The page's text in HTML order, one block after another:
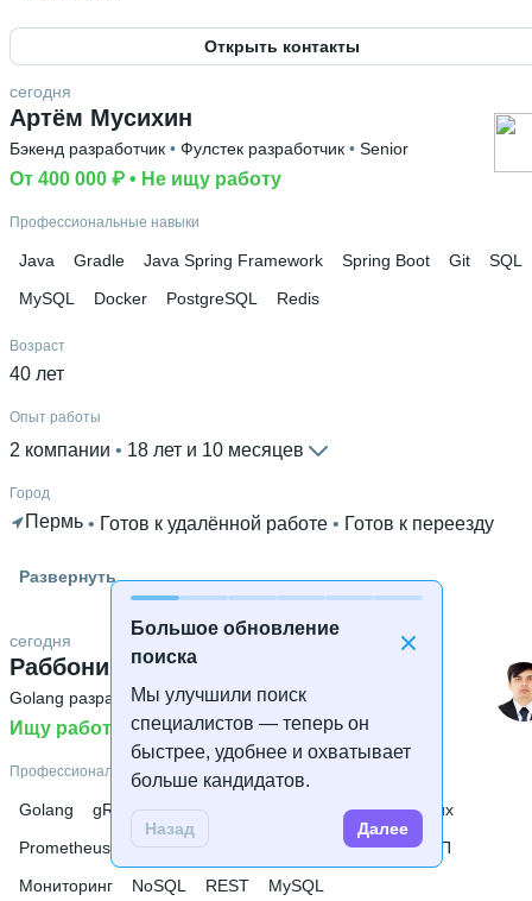
Большое обновление
поиска
Мы улучшили поиск
специалистов — теперь он
быстрее, удобнее и охватывает
больше кандидатов.
Назад Далее
Высшее образование
ТУСУР
Ещё 2 в профиле
Дополнительное образование
Индустриальный • Оператор ПК • Программист
автоматизированных систем
Открыть контакты
Артём Мусихин
сегодня
Бэкенд разработчик • Фулстек разработчик • Senior
От 400 000 ₽ • Не ищу работу
Профессиональные навыки
Java Gradle Java Spring Framework Spring Boot Git
SQL
MySQL
Docker PostgreSQL Redis
Возраст
40 лет
Опыт работы
2 компании 18 лет и 10 месяцев
Город
Пермь • Готов к удалённой работе • Готов к переезду
Электротехнический • 5 лет и 1 месяц
Развернуть
Раббони Нуров
сегодня
Golang разработчик • Senior
Ищу работу
Профессиональные навыки
Golang gRPC Redis
Linux
Prometheus
SQL
ООП
Мониторинг
NoSQL REST MySQL